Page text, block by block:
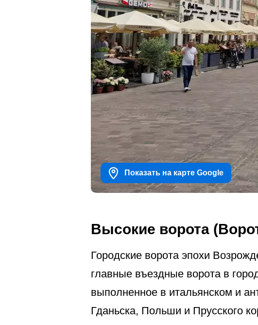
Показать на карте Google
Высокие ворота
Городские ворота эпохи
главные въездные ворота в
выполненное в итальянском и
Гданьска, Польши и Прусского